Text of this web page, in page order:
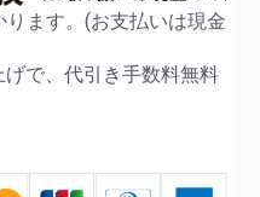
ます。(お支払いは現金
で、代引き手数料無料